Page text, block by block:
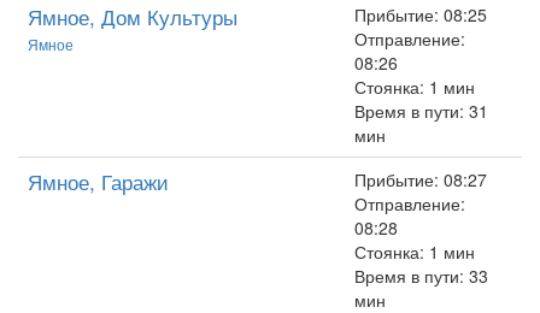
Ямное, Дом Культуры
Ямное
Прибытие: 08:25
Отправление:
08:26
Стоянка: 1 мин
Время в пути: 31
мин
Ямное, Гаражи
Прибытие: 08:27
Отправление:
08:28
Стоянка: 1 мин
Время в пути: 33
мин